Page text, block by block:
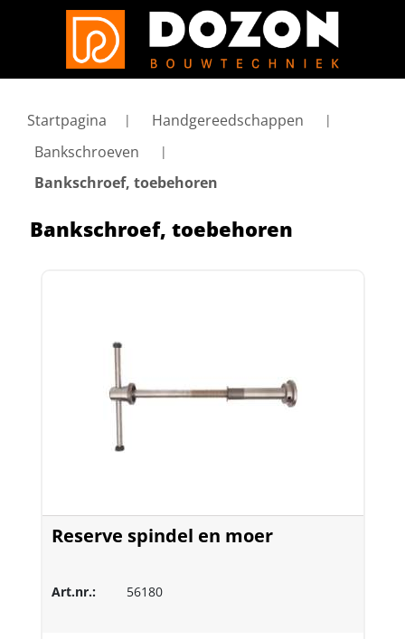
Startpagina
Handgereedschappen
Bankschroeven
Bankschroef, toebehoren
Bankschroef, toebehoren
Reserve spindel en moer
Art.nr.: 56180